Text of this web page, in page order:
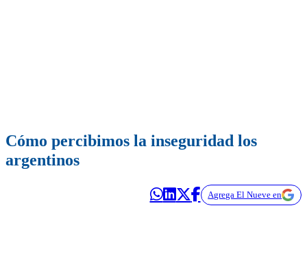
Cómo percibimos la inseguridad los
argentinos
Agrega El Nueve en